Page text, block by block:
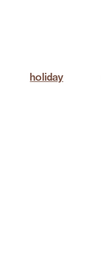
holiday